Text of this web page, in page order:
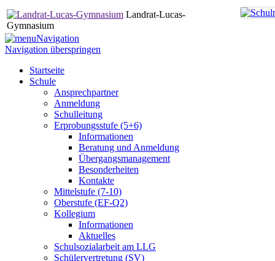
Landrat-Lucas-
Gymnasium
Navigation
Navigation überspringen
Startseite
Schule
Ansprechpartner
Anmeldung
Schulleitung
Erprobungsstufe (5+6)
Informationen
Beratung und Anmeldung
Übergangsmanagement
Besonderheiten
Kontakte
Mittelstufe (7-10)
Oberstufe (EF-Q2)
Kollegium
Informationen
Aktuelles
Schulsozialarbeit am LLG
Schülervertretung (SV)